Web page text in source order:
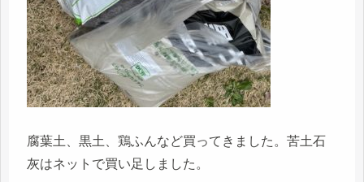
腐葉土、黒土、鶏ふんなど買ってきました。苦土石
灰はネットで買い足しました。